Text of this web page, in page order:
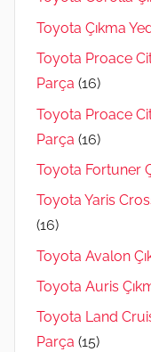
Toyota Çıkma
Toyota Proace
Parça (16)
Toyota Proace
Parça (16)
Toyota Fortuner
Toyota Yaris
(16)
Toyota Avalon
Toyota Auris
Toyota Land
Parça (15)